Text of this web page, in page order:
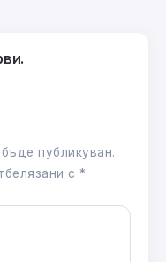
публикуван.
с *